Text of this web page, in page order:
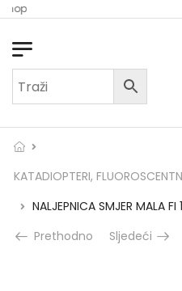
KATADIOPTERI,
NALJEPNICA SMJER MALA FI
Prethodno
Sljedeći